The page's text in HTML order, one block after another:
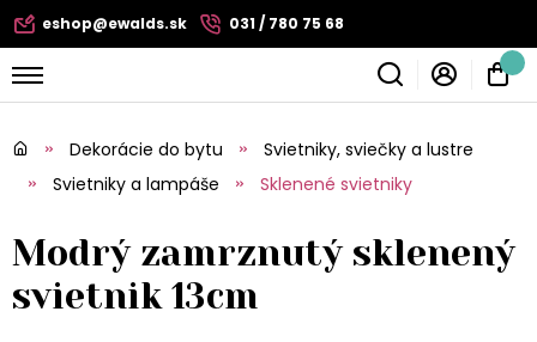
eshop@ewalds.sk 031 / 780 75 68
Dekorácie do bytu
Svietniky, sviečky a lustre
Svietniky a lampáše
Sklenené svietniky
Modrý zamrznutý sklenený
svietnik 13cm